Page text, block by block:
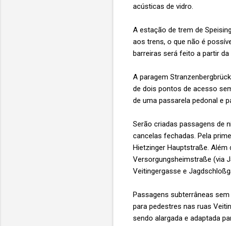
acústicas de vidro.
A estação de trem de
aos trens, o que não é
barreiras será feito a partir
A paragem
de dois pontos de acesso
de uma passarela pedonal e
Serão criadas passagens de
cancelas fechadas. Pela
Hietzinger Hauptstraße.
Versorgungsheimstraße (via
Veitingergasse e
Passagens subterrâneas
para pedestres nas ruas
sendo alargada e adaptada